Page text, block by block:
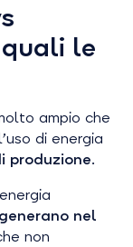
le
ampio che
di energia
produzione.
nel
non